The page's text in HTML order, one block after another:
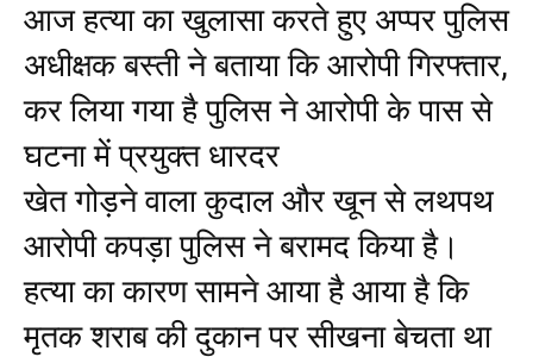
आज हत्या का खुलासा करते हुए अप्पर पुलिस
अधीक्षक बस्ती ने बताया कि आरोपी गिरफ्तार,
कर लिया गया है पुलिस ने आरोपी के पास से
घटना में प्रयुक्त धारदर
खेत गोड़ने वाला कुदाल और खून से लथपथ
आरोपी कपड़ा पुलिस ने बरामद किया है।
हत्या का कारण सामने आया है आया है कि
मृतक शराब की दुकान पर सीखना बेचता था